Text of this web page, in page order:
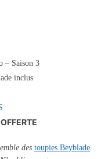
– Saison 3
inclus
des toupies Beyblade